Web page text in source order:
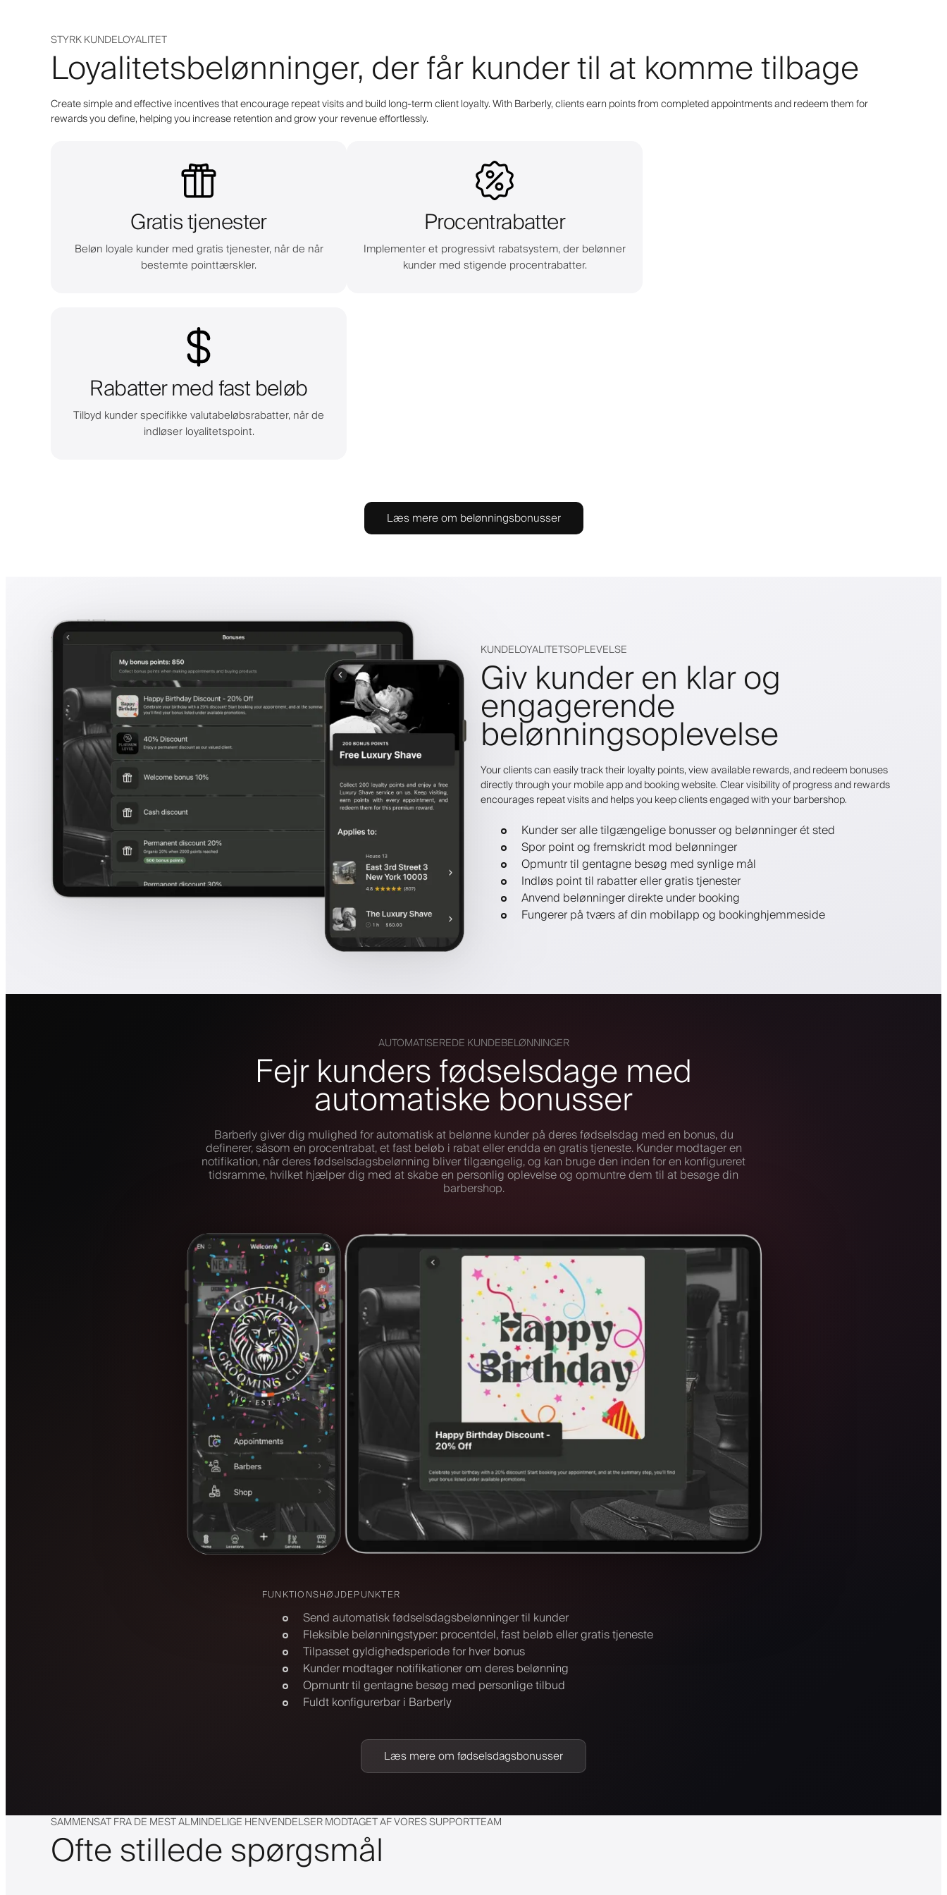
STYRK KUNDELOYALITET
Loyalitetsbelønninger, der får kunder til at komme tilbage
Create simple and effective incentives that encourage repeat visits and build long-term client loyalty. With Barberly, clients earn points from completed appointments and redeem them for
rewards you define, helping you increase retention and grow your revenue effortlessly.
Gratis tjenester
Beløn loyale kunder med gratis tjenester, når de når
bestemte pointtærskler.
Procentrabatter
Implementer et progressivt rabatsystem, der belønner
kunder med stigende procentrabatter.
Rabatter med fast beløb
Tilbyd kunder specifikke valutabeløbsrabatter, når de
indløser loyalitetspoint.
Læs mere om belønningsbonusser
KUNDELOYALITETSOPLEVELSE
Giv kunder en klar og
engagerende
belønningsoplevelse
Your clients can easily track their loyalty points, view available rewards, and redeem bonuses
directly through your mobile app and booking website. Clear visibility of progress and rewards
encourages repeat visits and helps you keep clients engaged with your barbershop.
Kunder ser alle tilgængelige bonusser og belønninger ét sted
Spor point og fremskridt mod belønninger
Opmuntr til gentagne besøg med synlige mål
Indløs point til rabatter eller gratis tjenester
Anvend belønninger direkte under booking
Fungerer på tværs af din mobilapp og bookinghjemmeside
AUTOMATISEREDE KUNDEBELØNNINGER
Fejr kunders fødselsdage med
automatiske bonusser
Barberly giver dig mulighed for automatisk at belønne kunder på deres fødselsdag med en bonus, du
definerer, såsom en procentrabat, et fast beløb i rabat eller endda en gratis tjeneste. Kunder modtager en
notifikation, når deres fødselsdagsbelønning bliver tilgængelig, og kan bruge den inden for en konfigureret
tidsramme, hvilket hjælper dig med at skabe en personlig oplevelse og opmuntre dem til at besøge din
barbershop.
FUNKTIONSHØJDEPUNKTER
Send automatisk fødselsdagsbelønninger til kunder
Fleksible belønningstyper: procentdel, fast beløb eller gratis tjeneste
Tilpasset gyldighedsperiode for hver bonus
Kunder modtager notifikationer om deres belønning
Opmuntr til gentagne besøg med personlige tilbud
Fuldt konfigurerbar i Barberly
Læs mere om fødselsdagsbonusser
SAMMENSAT FRA DE MEST ALMINDELIGE HENVENDELSER MODTAGET AF VORES SUPPORTTEAM
Ofte stillede spørgsmål